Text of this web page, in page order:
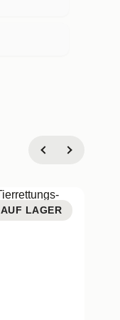
AUF LAGER